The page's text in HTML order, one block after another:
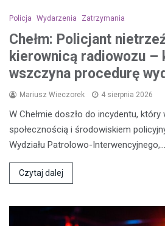
Policja Wydarzenia Zatrzymania
Chełm: Policjant
kierownicą radiowozu –
wszczyna procedurę
Mariusz Wieczorek 4 sierpnia 2026
W Chełmie doszło do incydentu, który
społecznością i środowiskiem
Wydziału Patrolowo-Interwencyjnego,…
Czytaj dalej